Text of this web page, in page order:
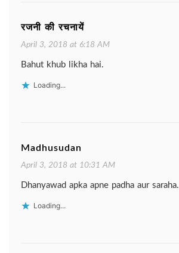
रजनी की रचनायें
April 3, 2018 at 6:18 AM
Bahut khub likha hai.
Loading...
Madhusudan
April 3, 2018 at 10:31 AM
Dhanyawad apka apne padha aur saraha.
Loading...